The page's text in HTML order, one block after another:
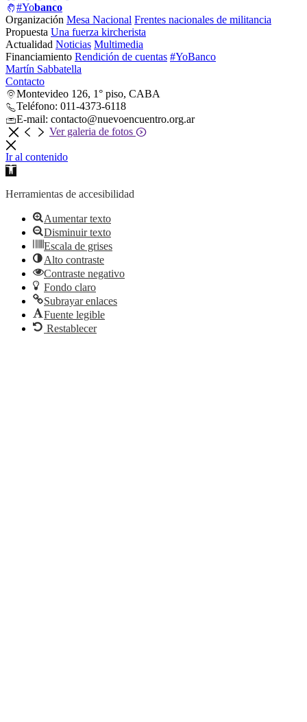
#Yobanco
Organización Mesa Nacional Frentes nacionales de militancia
Propuesta Una fuerza kircherista
Actualidad Noticias Multimedia
Financiamiento Rendición de cuentas #YoBanco
Martín Sabbatella
Contacto
Montevideo 126, 1° piso, CABA
Teléfono: 011-4373-6118
E-mail: contacto@nuevoencuentro.org.ar
Ver galeria de fotos
Ir al contenido
Abrir
de
Herramientas de accesibilidad
Aumentar texto
Disminuir texto
Escala de grises
Alto contraste
Contraste negativo
Fondo claro
Subrayar enlaces
Fuente legible
Restablecer